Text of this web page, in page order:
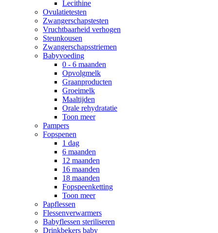
Lecithine
Ovulatietesten
Zwangerschapstesten
Vruchtbaarheid verhogen
Steunkousen
Zwangerschapsstriemen
Babyvoeding
0 - 6 maanden
Opvolgmelk
Graanproducten
Groeimelk
Maaltijden
Orale rehydratatie
Toon meer
Pampers
Fopspenen
1 dag
6 maanden
12 maanden
16 maanden
18 maanden
Fopspeenketting
Toon meer
Papflessen
Flessenverwarmers
Babyflessen steriliseren
Drinkbekers baby